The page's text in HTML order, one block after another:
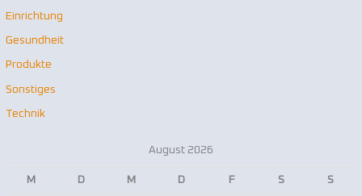
Einrichtung
Gesundheit
Produkte
Sonstiges
Technik
August 2026
M D M D F S S